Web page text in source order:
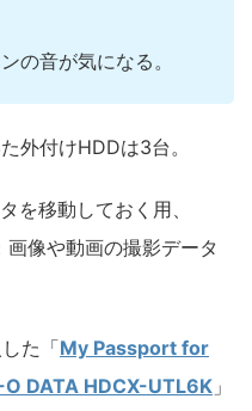
の音が気になる。
外付けHDDは3台。
を移動しておく用、
像や動画の撮影データ
た「My Passport for
O DATA HDCX-UTL6K 」